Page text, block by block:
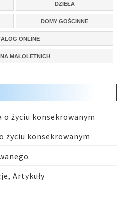
DZIEŁA
DOMY GOŚCINNE
ONLINE
MAŁOLETNICH
o życiu konsekrowanym
życiu konsekrowanym
Artykuły